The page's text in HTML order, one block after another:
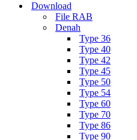
Download
File RAB
Denah
Type 36
Type 40
Type 42
Type 45
Type 50
Type 54
Type 60
Type 70
Type 86
Type 90